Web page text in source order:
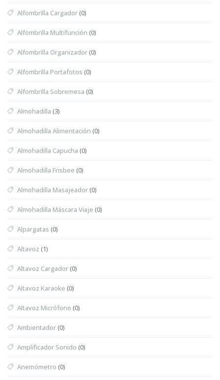
Alfombrilla Cargador(0)
Alfombrilla Multifunción (0)
Alfombrilla Organizador(0)
Alfombrilla Portafotos (0)
Alfombrilla Sobremesa (0)
Almohadilla (3)
Almohadilla Alimentación (0)
Almohadilla Capucha (0)
Almohadilla Frisbee (0)
Almohadilla Masajeador(0)
Almohadilla Máscara Viaje (0)
Alpargatas (0)
Altavoz (1)
Altavoz Cargador(0)
Altavoz Karaoke (0)
Altavoz Micrófono (0)
Ambientador(0)
Amplificador Sonido (0)
Anemómetro (0)